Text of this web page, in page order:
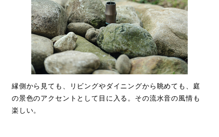
縁側から見ても、リビングやダイニングから眺めても、庭
の景色のアクセントとして目に入る。その流水音の風情も
楽しい。